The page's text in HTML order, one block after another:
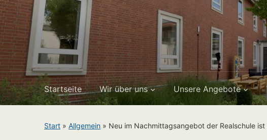
Startseite Wir über uns Unsere Angebote
Start » Allgemein » Neu im Nachmittagsangebot der Realschule ist